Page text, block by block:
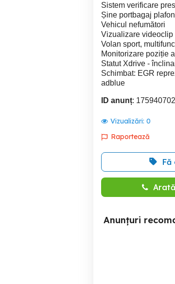
Sistem verificare
Șine portbagaj
Vehicul nefumători
Vizualizare videoclip
Volan sport,
Monitorizare poziție
Statut Xdrive -
Schimbat: EGR
adblue
ID anunț:
Vizualizări: 0
Raportează
Anunțuri